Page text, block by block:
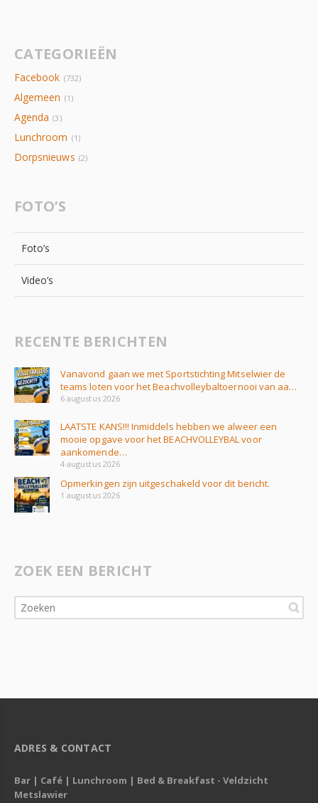
CATEGORIEËN
Facebook (732)
Algemeen (1)
Agenda (3)
Lunchroom (1)
Dorpsnieuws (2)
FOTO’S
Foto’s
Video’s
RECENTE BERICHTEN
Vanavond gaan we met Sportstichting Mitselwier de
teams loten voor het Beachvolleybaltoernooi van aa…
6 augustus 2026
LAATSTE KANS!!! Inmiddels hebben we alweer een
mooie opgave voor het BEACHVOLLEYBAL voor
aankomende…
4 augustus 2026
Opmerkingen zijn uitgeschakeld voor dit bericht.
1 augustus 2026
ZOEK EEN BERICHT
ADRES & CONTACT
Bar | Café | Lunchroom | Bed & Breakfast - Veldzicht
Metslawier